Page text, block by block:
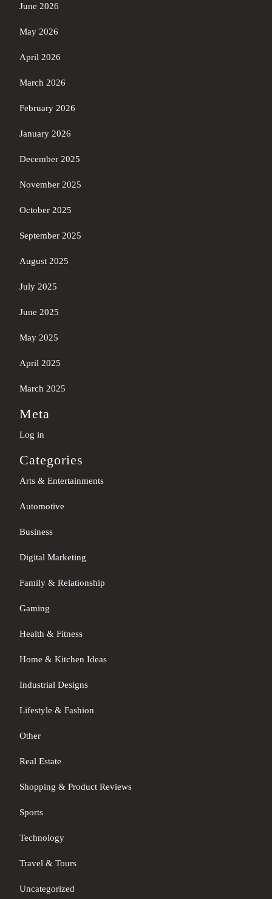
June 2026
May 2026
April 2026
March 2026
February 2026
January 2026
December 2025
November 2025
October 2025
September 2025
August 2025
July 2025
June 2025
May 2025
April 2025
March 2025
Meta
Log in
Categories
Arts & Entertainments
Automotive
Business
Digital Marketing
Family & Relationship
Gaming
Health & Fitness
Home & Kitchen Ideas
Industrial Designs
Lifestyle & Fashion
Other
Real Estate
Shopping & Product Reviews
Sports
Technology
Travel & Tours
Uncategorized